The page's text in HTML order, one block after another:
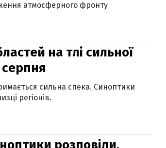
атмосферного фронту
на тлі сильної
сильна спека. Синоптики
регіонів.
розповіли,